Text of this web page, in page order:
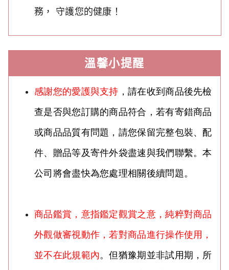
務， 守護您的健康！
溫馨小提醒
感謝您的愛護與支持 ，請在收到商品後先檢
查是否與您訂購的商品符合，若有寄錯商品
或商品品質有問題，請您保留完整包裝、配
件、贈品等及寄件外袋盡速與我們聯繫。本
公司將會盡快為您處理相關後續問題。
商品鑑賞，意指鑑定觀賞之意，純粹對商品
外觀做審視動作，若對商品進行操作使用，
並不在此規範內。但猶豫期並非試用期，所